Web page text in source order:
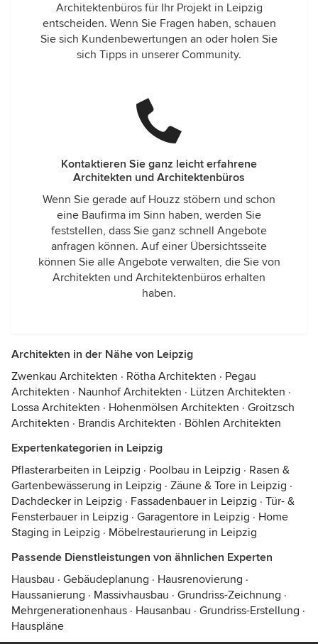
Architektenbüros für Ihr Projekt in Leipzig
entscheiden. Wenn Sie Fragen haben, schauen
Sie sich Kundenbewertungen an oder holen Sie
sich Tipps in unserer Community.
Kontaktieren Sie ganz leicht erfahrene
Architekten und Architektenbüros
Wenn Sie gerade auf Houzz stöbern und schon
eine Baufirma im Sinn haben, werden Sie
feststellen, dass Sie ganz schnell Angebote
anfragen können. Auf einer Übersichtsseite
können Sie alle Angebote verwalten, die Sie von
Architekten und Architektenbüros erhalten
haben.
Architekten in der Nähe von Leipzig
Zwenkau Architekten · Rötha Architekten · Pegau
Architekten · Naunhof Architekten · Lützen Architekten ·
Lossa Architekten · Hohenmölsen Architekten · Groitzsch
Architekten · Brandis Architekten · Böhlen Architekten
Expertenkategorien in Leipzig
Pflasterarbeiten in Leipzig · Poolbau in Leipzig · Rasen &
Gartenbewässerung in Leipzig · Zäune & Tore in Leipzig ·
Dachdecker in Leipzig · Fassadenbauer in Leipzig · Tür- &
Fensterbauer in Leipzig · Garagentore in Leipzig · Home
Staging in Leipzig · Möbelrestaurierung in Leipzig
Passende Dienstleistungen von ähnlichen Experten
Hausbau · Gebäudeplanung · Hausrenovierung ·
Haussanierung · Massivhausbau · Grundriss-Zeichnung ·
Mehrgenerationenhaus · Hausanbau · Grundriss-Erstellung ·
Hauspläne